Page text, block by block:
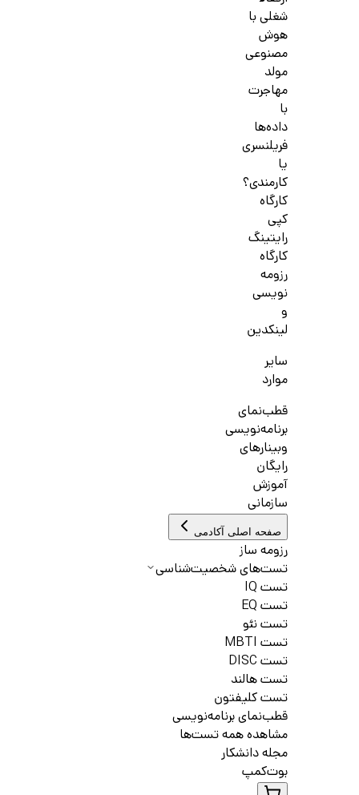
شغلی با
هوش
مصنوعی
مولد
مهاجرت
با
داده‌ها
فریلنسری
یا
کارمندی؟
کارگاه
کپی
رایتینگ
کارگاه
رزومه
نویسی
و
لینکدین
سایر
موارد
قطب‌نمای
برنامه‌نویسی
وبینارهای
رایگان
آموزش
سازمانی
صفحه اصلی آکادمی
رزومه ساز
تست‌های شخصیت‌شناسی
تست IQ
تست EQ
تست نئو
تست MBTI
تست DISC
تست هالند
تست کلیفتون
قطب‌نمای برنامه‌نویسی
مشاهده همه تست‌ها
مجله دانشکار
بوت‌کمپ